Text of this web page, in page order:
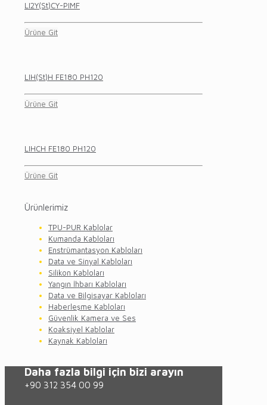
LI2Y(St)CY-PIMF
Ürüne Git
LIH(St)H FE180 PH120
Ürüne Git
LIHCH FE180 PH120
Ürüne Git
Ürünlerimiz
TPU-PUR Kablolar
Kumanda Kabloları
Enstrümantasyon Kabloları
Data ve Sinyal Kabloları
Silikon Kabloları
Yangın İhbarı Kabloları
Data ve Bilgisayar Kabloları
Haberleşme Kabloları
Güvenlik Kamera ve Ses
Koaksiyel Kablolar
Kaynak Kabloları
Daha fazla bilgi için bizi arayın
+90 312 354 00 99